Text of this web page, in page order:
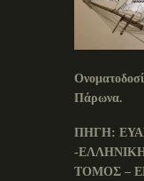
Πάρωνα.
ΠΗΓΗ:
-ΕΛΛΗΝΙΚΗ
ΤΟΜΟΣ –